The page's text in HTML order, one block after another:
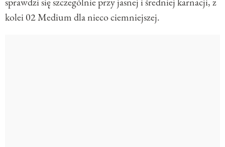
kolei 02 Medium dla nieco ciemniejszej.